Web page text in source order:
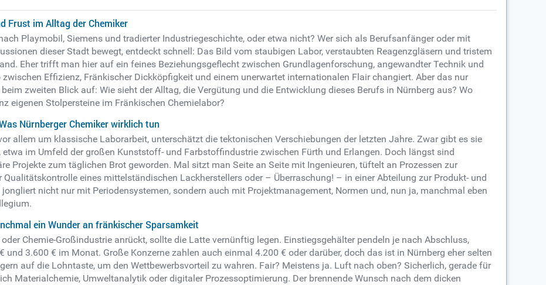
Frust im Alltag der Chemiker
Playmobil, Siemens und tradierter Industriegeschichte, oder etwa nicht? Wer sich als Berufsanfänger oder mit
dieser Stadt bewegt, entdeckt schnell: Das Bild vom staubigen Labor, verstaubten Reagenzgläsern und tristem
Eher trifft man hier auf ein feines Beziehungsgeflecht zwischen Grundlagenforschung, angewandter Technik und
Effizienz, Fränkischer Dickköpfigkeit und einem unerwartet internationalen Flair changiert. Aber das nur
zweiten Blick auf: Wie sieht der Alltag, die Vergütung und die Entwicklung dieses Berufs in Nürnberg aus? Wo
eigenen Stolpersteine im Fränkischen Chemielabor?
Nürnberger Chemiker wirklich tun
allem um klassische Laborarbeit, unterschätzt die tektonischen Verschiebungen der letzten Jahre. Zwar gibt es sie
im Umfeld der großen Kunststoff- und Farbstoffindustrie zwischen Fürth und Erlangen. Doch längst sind
Projekte zum täglichen Brot geworden. Mal sitzt man Seite an Seite mit Ingenieuren, tüftelt an Prozessen zur
eines mittelständischen Lackherstellers oder – Überraschung! – in einer Abteilung zur Produkt- und
nicht nur mit Periodensystemen, sondern auch mit Projektmanagement, Normen und, nun ja, manchmal eben
ein Wunder an fränkischer Sparsamkeit
Chemie-Großindustrie anrückt, sollte die Latte vernünftig legen. Einstiegsgehälter pendeln je nach Abschluss,
und 3.600 € im Monat. Große Konzerne zahlen auch einmal 4.200 € oder darüber, doch das ist in Nürnberg eher selten
auf die Lohntaste, um den Wettbewerbsvorteil zu wahren. Fair? Meistens ja. Luft nach oben? Sicherlich, gerade für
Materialchemie, Umweltanalytik oder digitaler Prozessoptimierung. Der brennende Wunsch nach dem dicken